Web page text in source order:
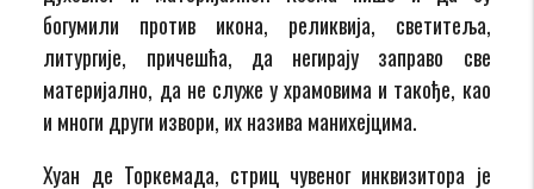
богумили против икона, реликвија, светитеља,
литургије, причешћа, да негирају заправо све
материјално, да не служе у храмовима и такође, као
и многи други извори, их назива манихејцима.
Хуан де Торкемада, стриц чувеног инквизитора је